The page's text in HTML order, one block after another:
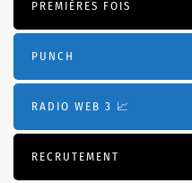
PREMIÈRES FOIS
PUNCH
RADIO WEB 3 📈
RECRUTEMENT